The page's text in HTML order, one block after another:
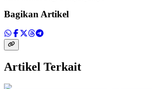
Bagikan Artikel
Artikel Terkait